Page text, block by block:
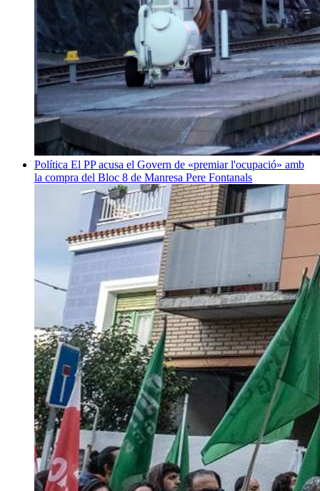
Política El PP acusa el Govern de «premiar l'ocupació» amb
la compra del Bloc 8 de Manresa Pere Fontanals